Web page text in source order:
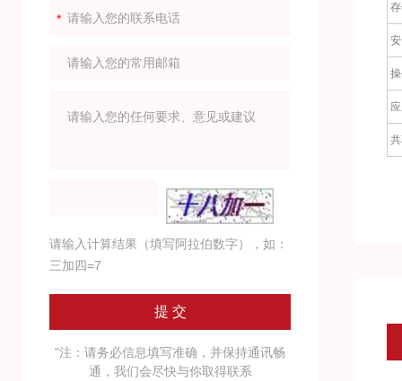
请输入计算结果（填写阿拉伯数字），如：
三加四=7
"注：请务必信息填写准确，并保持通讯畅
通，我们会尽快与你取得联系